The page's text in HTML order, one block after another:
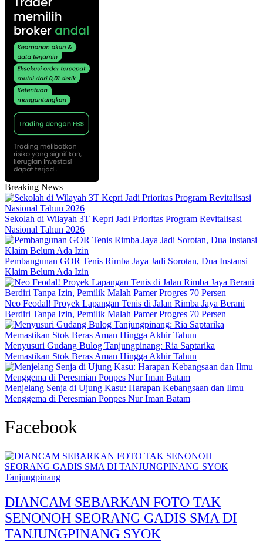
Breaking News
Sekolah di Wilayah 3T Kepri Jadi Prioritas Program Revitalisasi
Nasional Tahun 2026
Pembangunan GOR Tenis Rimba Jaya Jadi Sorotan, Dua Instansi
Klaim Belum Ada Izin
Neo Feodal! Proyek Lapangan Tenis di Jalan Rimba Jaya Berani
Berdiri Tanpa Izin, Pemilik Malah Pamer Progres 70 Persen
Menyusuri Gudang Bulog Tanjungpinang: Ria Saptarika
Memastikan Stok Beras Aman Hingga Akhir Tahun
Menjelang Senja di Ujung Kasu: Harapan Kebangsaan dan Ilmu
Menggema di Peresmian Ponpes Nur Iman Batam
Facebook
Tanjungpinang
DIANCAM SEBARKAN FOTO TAK
SENONOH SEORANG GADIS SMA DI
TANJUNGPINANG SYOK